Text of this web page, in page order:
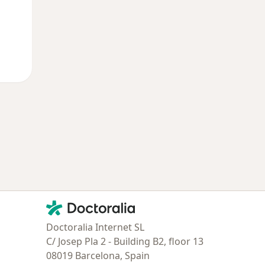
Contacto
Doctoralia - Página de inicio
Doctoralia Internet SL
C/ Josep Pla 2 - Building B2, floor 13
08019 Barcelona, Spain